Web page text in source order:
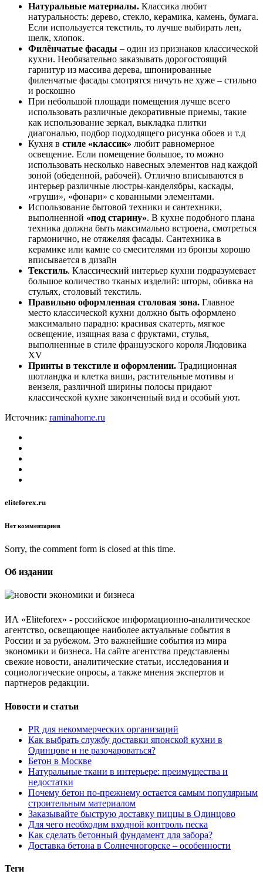
Натуральные материалы. Классика любит
натуральность: дерево, стекло, керамика, камень, бумага.
Если используется текстиль, то лучше выбирать лен,
шелк, хлопок.
Филёнчатые фасады – один из признаков классической
кухни. Необязательно заказывать дорогостоящий
гарнитур из массива дерева, шпонированные
филенчатые фасады смотрятся ничуть не хуже – стильно
и роскошно
При небольшой площади помещения лучше всего
использовать различные декоративные приемы, такие
как использование зеркал, выкладка плитки
диагональю, подбор подходящего рисунка обоев и т.д
Кухня в стиле «классик» любит равномерное
освещение. Если помещение большое, то можно
использовать несколько навесных элементов над каждой
зоной (обеденной, рабочей). Отлично вписываются в
интерьер различные люстры-канделябры, каскады,
«груши», «фонари» с кованными элементами.
Использование бытовой техники и сантехники,
выполненной «под старину». В кухне подобного плана
техника должна быть максимально встроена, смотреться
гармонично, не отяжеляя фасады. Сантехника в
керамике или камне со смесителями из бронзы хорошо
вписывается в дизайн
Текстиль. Классический интерьер кухни подразумевает
большое количество тканых изделий: шторы, обивка на
стульях, столовый текстиль.
Правильно оформленная столовая зона. Главное
место классической кухни должно быть оформлено
максимально парадно: красивая скатерть, мягкое
освещение, изящная ваза с фруктами, стулья,
выполненные в стиле французского короля Людовика
XV
Принты в текстиле и оформлении. Традиционная
шотландка и клетка виши, растительные мотивы и
вензеля, различной ширины полосы придают
классической кухне законченный вид и особый уют.
Источник: raminahome.ru
eliteforex.ru
Нет комментариев
Sorry, the comment form is closed at this time.
Об издании
ИА «Eliteforex» - российское информационно-аналитическое
агентство, освещающее наиболее актуальные события в
России и за рубежом. Это важнейшие события из мира
экономики и бизнеса. На сайте агентства представлены
свежие новости, аналитические статьи, исследования и
социологические опросы, а также мнения экспертов и
партнеров редакции.
Новости и статьи
PR для некоммерческих организаций
Как выбрать службу доставки японской кухни в
Одинцове и не разочароваться?
Бетон в Москве
Натуральные ткани в интерьере: преимущества и
недостатки
Почему бетон по-прежнему остается самым популярным
строительным материалом
Заказывайте быструю доставку пиццы в Одинцово
Для чего необходим входной контроль песка
Как сделать бетонный фундамент для забора?
Доставка бетона в Солнечногорске – особенности
Теги